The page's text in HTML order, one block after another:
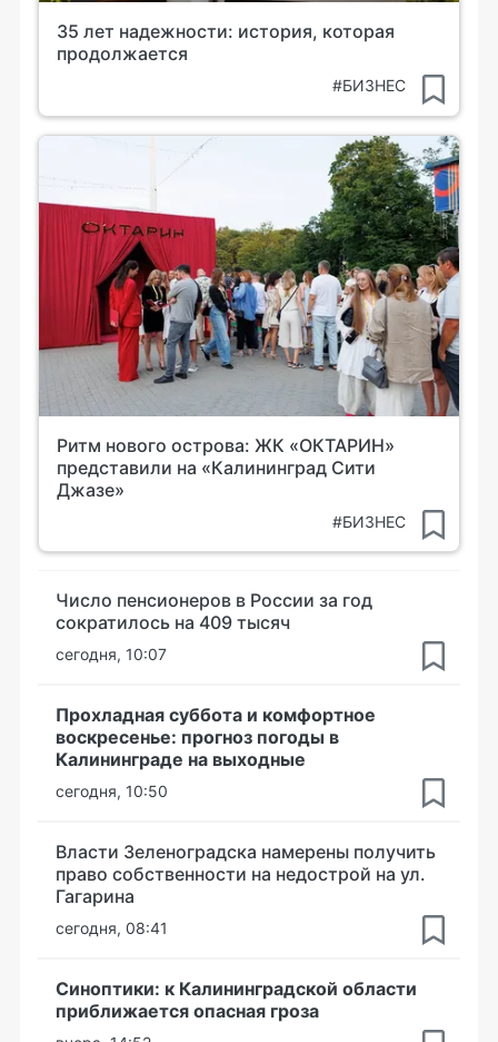
35 лет надежности: история, которая
продолжается
#БИЗНЕС
Ритм нового острова: ЖК «ОКТАРИН»
представили на «Калининград Сити
Джазе»
#БИЗНЕС
Число пенсионеров в России за год
сократилось на 409 тысяч
сегодня, 10:07
Прохладная суббота и комфортное
воскресенье: прогноз погоды в
Калининграде на выходные
сегодня, 10:50
Власти Зеленоградска намерены получить
право собственности на недострой на ул.
Гагарина
сегодня, 08:41
Синоптики: к Калининградской области
приближается опасная гроза